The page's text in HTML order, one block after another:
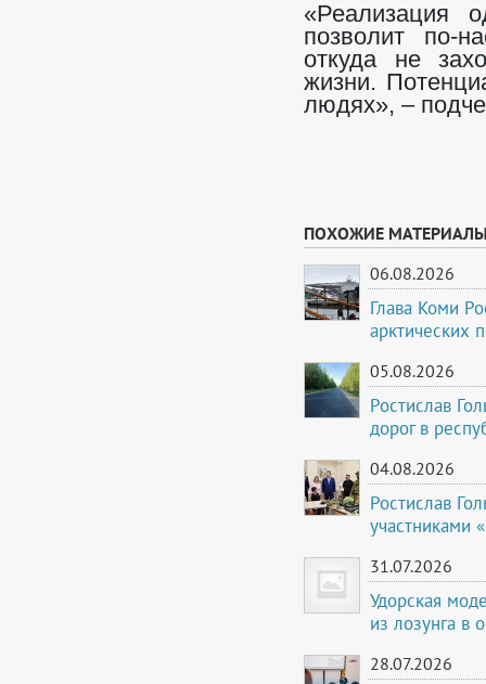
«Реализация
позволит по-
откуда не
жизни.
людях», –
ПОХОЖИЕ
06.08.2026
Глава Коми
арктических
05.08.2026
Ростислав
дорог в
04.08.2026
Ростислав
участниками
31.07.2026
Удорская
из лозунга в
28.07.2026